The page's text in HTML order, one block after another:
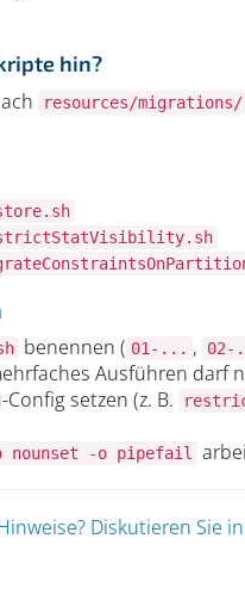
hin?
resources/migrations/
benennen ( 01-... , 02-
Ausführen darf
setzen (z. B.
-o pipefail
Diskutieren Sie